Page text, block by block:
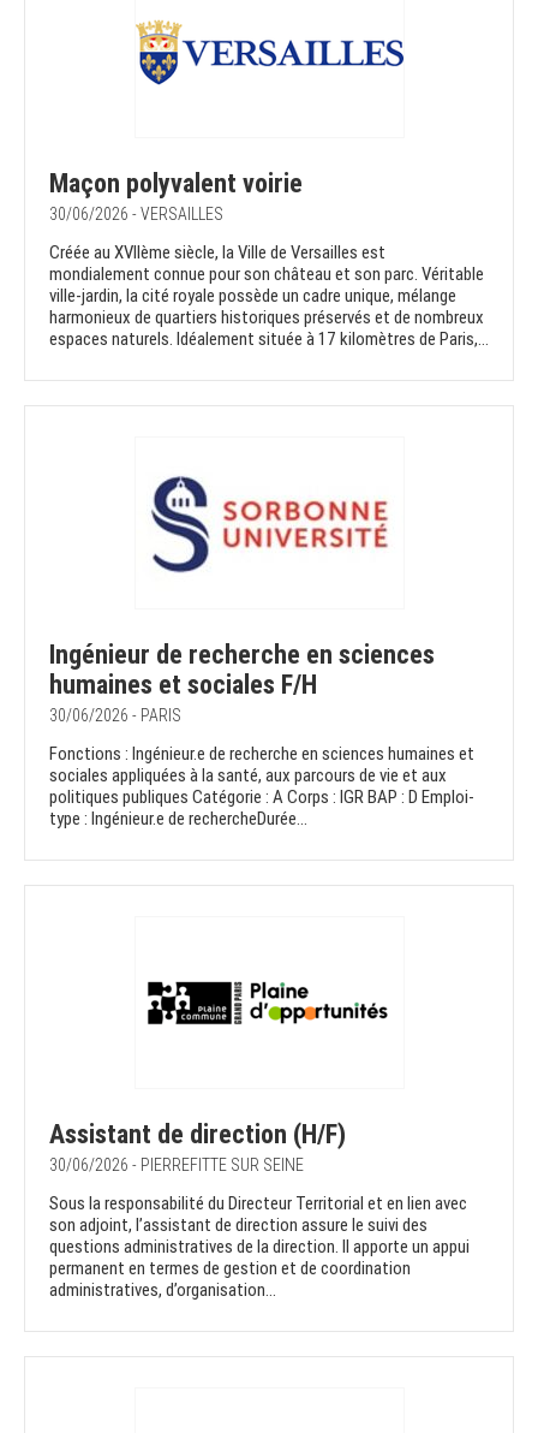
Maçon polyvalent voirie
30/06/2026 - VERSAILLES
Créée au XVIIème siècle, la Ville de Versailles est
mondialement connue pour son château et son parc. Véritable
ville-jardin, la cité royale possède un cadre unique, mélange
harmonieux de quartiers historiques préservés et de nombreux
espaces naturels. Idéalement située à 17 kilomètres de Paris,...
Ingénieur de recherche en sciences
humaines et sociales F/H
30/06/2026 - PARIS
Fonctions : Ingénieur.e de recherche en sciences humaines et
sociales appliquées à la santé, aux parcours de vie et aux
politiques publiques Catégorie : A Corps : IGR BAP : D Emploi-
type : Ingénieur.e de rechercheDurée...
Assistant de direction (H/F)
30/06/2026 - PIERREFITTE SUR SEINE
Sous la responsabilité du Directeur Territorial et en lien avec
son adjoint, l’assistant de direction assure le suivi des
questions administratives de la direction. Il apporte un appui
permanent en termes de gestion et de coordination
administratives, d’organisation...